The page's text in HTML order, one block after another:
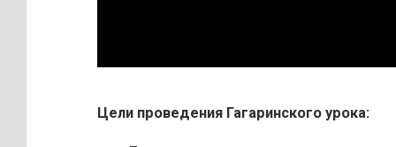
Цели проведения Гагаринского урока: